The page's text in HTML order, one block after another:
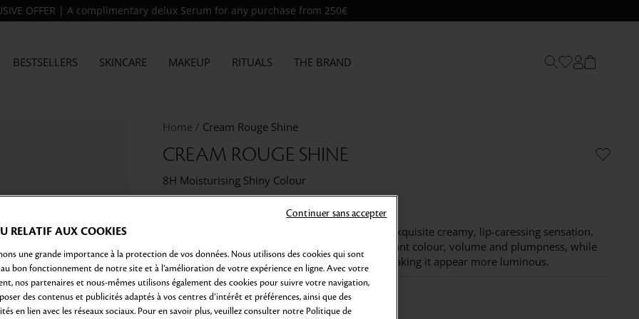
OFFER | A complimentary delux Serum for any purchase from 250€
BESTSELLERS SKINCARE MAKEUP RITUALS THE BRAND
Home Cream Rouge Shine
CREAM ROUGE SHINE
8H Moisturising Shiny Colour
A lustrous finish with intensely rich colour. An exquisite creamy, lip-caressing sensation.
This luxurious cream rouge shine provides vibrant colour, volume and plumpness, while
uniquely harmonizing with the skin tone and making it appear more luminous.
FINISH: SHINE
RELATIF AUX COOKIES
une grande importance à la protection de vos données. Nous utilisons des cookies qui sont
au bon fonctionnement de notre site et à l’amélioration de votre expérience en ligne. Avec votre
nos partenaires et nous-mêmes utilisons également des cookies pour suivre votre navigation,
des contenus et publicités adaptés à vos centres d’intérêt et préférences, ainsi que des
en lien avec les réseaux sociaux. Pour en savoir plus, veuillez consulter notre Politique de
Continuer sans accepter